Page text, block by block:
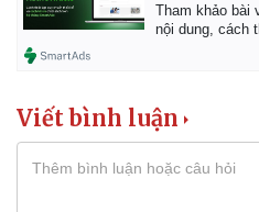
Tham khảo bài
nội dung, cách
Viết bình luận